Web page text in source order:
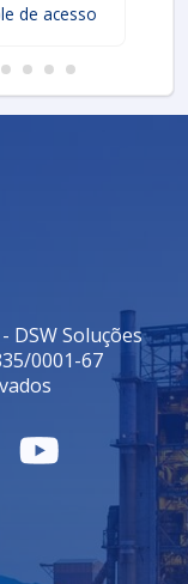
de acesso
DSW Soluções
0001-67